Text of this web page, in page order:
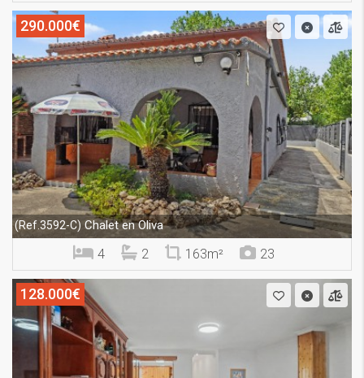
290.000€
(Ref.3592-C) Chalet en Oliva
4 2 163m² 23
128.000€